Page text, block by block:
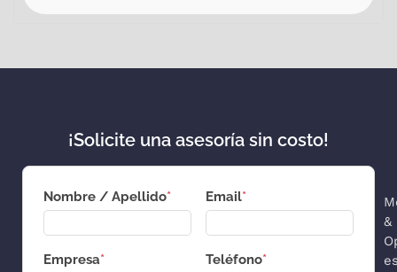
¡Solicite una asesoría sin costo!
Nombre / Apellido* Email*
Empresa* Teléfono*
&